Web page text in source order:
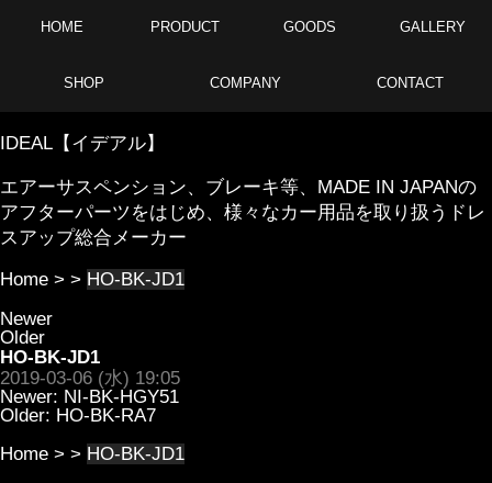
HOME PRODUCT GOODS GALLERY
SHOP COMPANY CONTACT
IDEAL【イデアル】
エアーサスペンション、ブレーキ等、MADE IN JAPANの
アフターパーツをはじめ、様々なカー用品を取り扱うドレ
スアップ総合メーカー
Home > > HO-BK-JD1
Newer
Older
HO-BK-JD1
2019-03-06 (水) 19:05
Newer: NI-BK-HGY51
Older: HO-BK-RA7
Home > > HO-BK-JD1